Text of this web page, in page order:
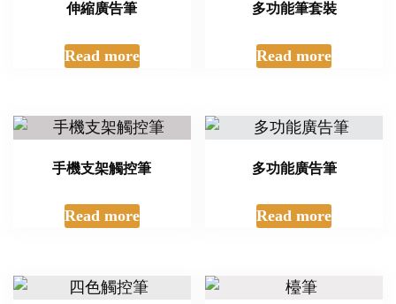
伸縮廣告筆
Read more
多功能筆套裝
Read more
手機支架觸控筆
Read more
多功能廣告筆
Read more